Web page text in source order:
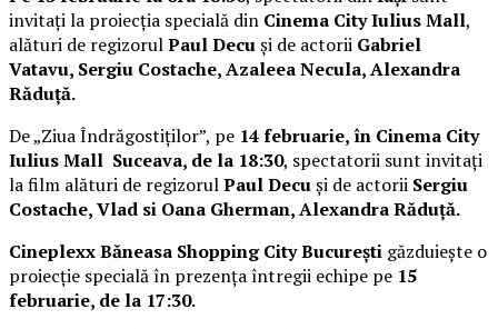
invitați la proiecția specială din Cinema City Iulius Mall,
alături de regizorulPaul Decuși de actorii Gabriel
Vatavu, Sergiu Costache, Azaleea Necula, Alexandra
Răduță.
De „Ziua Îndrăgostiților”, pe 14 februarie, în Cinema City
Iulius Mall Suceava, de la 18:30, spectatorii sunt invitați
la film alături de regizorulPaul Decuși de actorii Sergiu
Costache, Vlad si Oana Gherman, Alexandra Răduță.
Cineplexx Băneasa Shopping City București găzduiește o
proiecție specială în prezența întregii echipe pe 15
februarie, de la 17:30.